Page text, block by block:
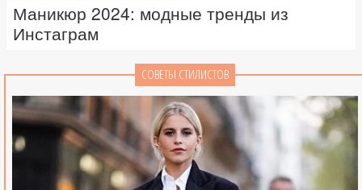
Маникюр 2024: модные тренды из
Инстаграм
СОВЕТЫ СТИЛИСТОВ